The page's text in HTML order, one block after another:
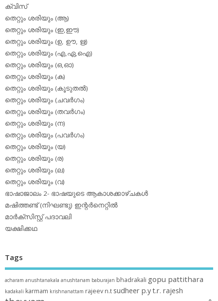
ക്വിസ്
തെറ്റും ശരിയും (ആ)
തെറ്റും ശരിയും (ഇ,ഈ)
തെറ്റും ശരിയും (ഉ, ഊ, ഋ)
തെറ്റും ശരിയും (എ,ഏ,ഐ)
തെറ്റും ശരിയും (ഒ,ഓ)
തെറ്റും ശരിയും (ക)
തെറ്റും ശരിയും (കൂടുതല്‍)
തെറ്റും ശരിയും (ചവര്‍ഗം)
തെറ്റും ശരിയും (തവര്‍ഗം)
തെറ്റും ശരിയും (ന)
തെറ്റും ശരിയും (പവര്‍ഗം)
തെറ്റും ശരിയും (യ)
തെറ്റും ശരിയും (ര)
തെറ്റും ശരിയും (ല)
തെറ്റും ശരിയും (വ)
ഭാഷാജാലം 2- ഭാഷയുടെ ആകാശക്കാഴ്ചകള്‍
മഷിത്തണ്ട് (നിഘണ്ടു) ഇന്റര്‍നെറ്റില്‍
മാര്‍ക്‌സിസ്റ്റ് പദാവലി
യക്ഷിക്കഥ
Tags
acharam anushtanakala anushtanam baburajan bhadrakali gopu pattithara
kadakali karmam krishnanattam rajeev n.t sudheer p.yt.r. rajesh